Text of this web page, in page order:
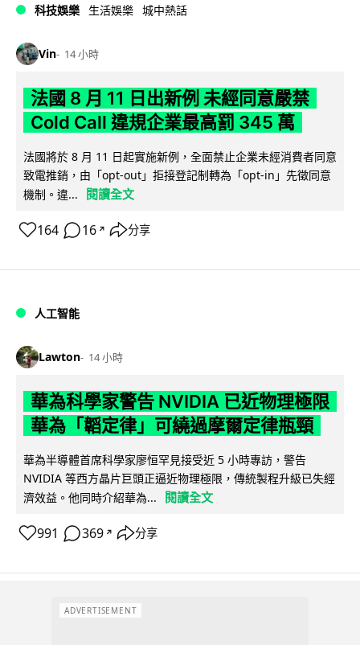
科技娛樂 生活娛樂 城中熱話
Vin 14 小時
法國 8 月 11 日出新例 未經同意嚴禁
Cold Call 違規企業最高罰 345 萬
法國將於 8 月 11 日起實施新例，全面禁止企業未經消費者同意
致電推銷，由「opt-out」拒接登記制轉為「opt-in」先徵同意
機制。違...
閱讀全文
164 16 ↗ 分享
人工智能
Lawton 14 小時
華為科學家警告 NVIDIA 已近物理極限
華為「韜定律」可繞過摩爾定律瓶頸
華為半導體首席科學家廖恒罕見接受近 5 小時專訪，警告
NVIDIA 等西方晶片巨頭正逼近物理極限，傳統製程升級已失經
濟效益。他同時介紹華為...
閱讀全文
991 369 ↗ 分享
ADVERTISEMENT